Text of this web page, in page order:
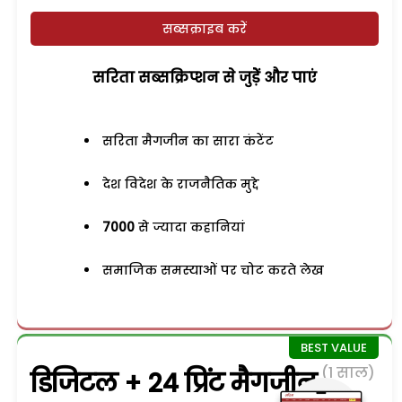
सब्सक्राइब करें
सरिता सब्सक्रिप्शन से जुड़ेें और पाएं
सरिता मैगजीन का सारा कंटेंट
देश विदेश के राजनैतिक मुद्दे
7000 से ज्यादा कहानियां
समाजिक समस्याओं पर चोट करते लेख
डिजिटल + 24 प्रिंट मैगजीन (1 साल)